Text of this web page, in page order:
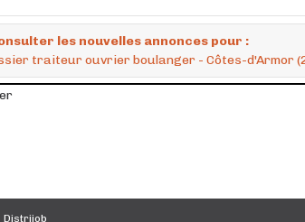
les nouvelles annonces pour :
traiteur ouvrier boulanger - Côtes-d'Armor
Distrijob